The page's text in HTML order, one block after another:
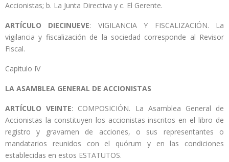
Accionistas; b. La Junta Directiva y c. El Gerente.
ARTÍCULO DIECINUEVE: VIGILANCIA Y FISCALIZACIÓN. La
vigilancia y fiscalización de la sociedad corresponde al Revisor
Fiscal.
Capitulo IV
LA ASAMBLEA GENERAL DE ACCIONISTAS
ARTÍCULO VEINTE: COMPOSICIÓN. La Asamblea General de
Accionistas la constituyen los accionistas inscritos en el libro de
registro y gravamen de acciones, o sus representantes o
mandatarios reunidos con el quórum y en las condiciones
establecidas en estos ESTATUTOS.